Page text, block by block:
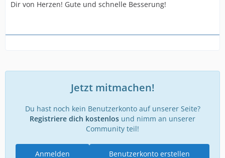
Dir von Herzen! Gute und schnelle Besserung!
Jetzt mitmachen!
Du hast noch kein Benutzerkonto auf unserer Seite?
Registriere dich kostenlos und nimm an unserer
Community teil!
Benutzerkonto erstellen
Anmelden